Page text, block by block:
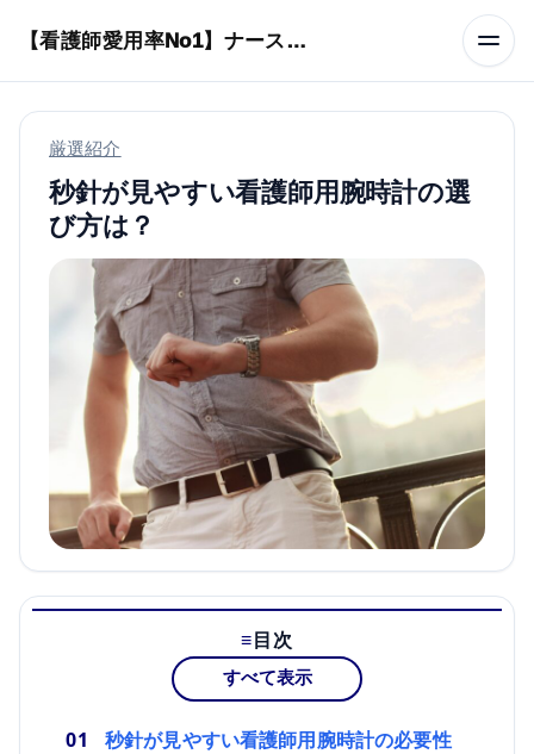
【看護師愛用率No1】ナースリーで人気の商品はコレ
厳選紹介
秒針が見やすい看護師用腕時計の選
び方は？
目次
すべて表示
秒針が見やすい看護師用腕時計の必要性